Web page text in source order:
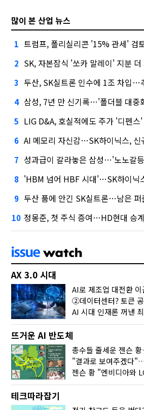
많이 본 산업 뉴스
1 트럼프, 폴리실리콘 '15% 관세' 검토…한
2 SK, 자본잠식 '쏘카 말레이' 지분 더
3 두산, SK실트론 인수에 1조 차입…
4 삼성, 7년 만 신기록…'폴더블 대중
5 LIG D&A, 호실적에도 주가 '디펜스
6 AI 메모리 자신감…SK하이닉스, 신
7 성과급이 갈라놓은 삼성…'노노갈
8 'HBM 넘어 HBF 시대'…SK하이닉스, AI 메
9 두산 품에 안긴 SK실트론…남은 퍼즐
10 정몽준, 첫 주식 증여…HD현대 승
AX 3.0 시대
②데이터센터? 토큰
뜨거운 AI 반도체
젠슨 황 "엔비디아와
테크따라잡기